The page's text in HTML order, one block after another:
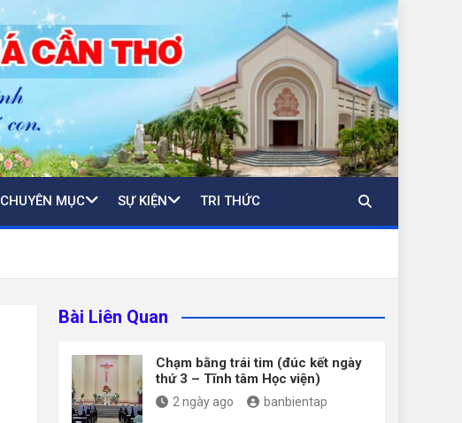
CHUYÊN MỤC SỰ KIỆN TRI THỨC
Bài Liên Quan
Chạm bằng trái tim (đúc kết ngày
thứ 3 – Tĩnh tâm Học viện)
2 ngày ago banbientap